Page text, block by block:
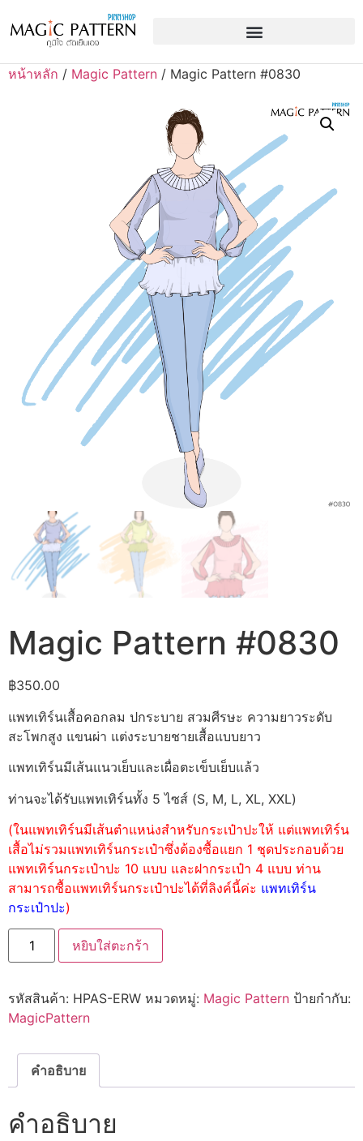
หน้าหลัก / Magic Pattern / Magic Pattern #0830
Magic Pattern #0830
฿350.00
แพทเทิร์นเสื้อคอกลม ปกระบาย สวมศีรษะ ความยาวระดับ
สะโพกสูง แขนผ่า แต่งระบายชายเสื้อแบบยาว
แพทเทิร์นมีเส้นแนวเย็บและเผื่อตะเข็บเย็บแล้ว
ท่านจะได้รับแพทเทิร์นทั้ง 5 ไซส์ (S, M, L, XL, XXL)
(ในแพทเทิร์นมีเส้นตำแหน่งสำหรับกระเป๋าปะให้ แต่แพทเทิร์น
เสื้อไม่รวมแพทเทิร์นกระเป๋าซึ่งต้องซื้อแยก 1 ชุดประกอบด้วย
แพทเทิร์นกระเป๋าปะ 10 แบบ และฝากระเป๋า 4 แบบ ท่าน
สามารถซื้อแพทเทิร์นกระเป๋าปะได้ที่ลิงค์นี้ค่ะ แพทเทิร์น
กระเป๋าปะ)
หยิบใส่ตะกร้า
รหัสสินค้า: HPAS-ERW หมวดหมู่: Magic Pattern ป้ายกำกับ:
MagicPattern
คำอธิบาย
คำอธิบาย